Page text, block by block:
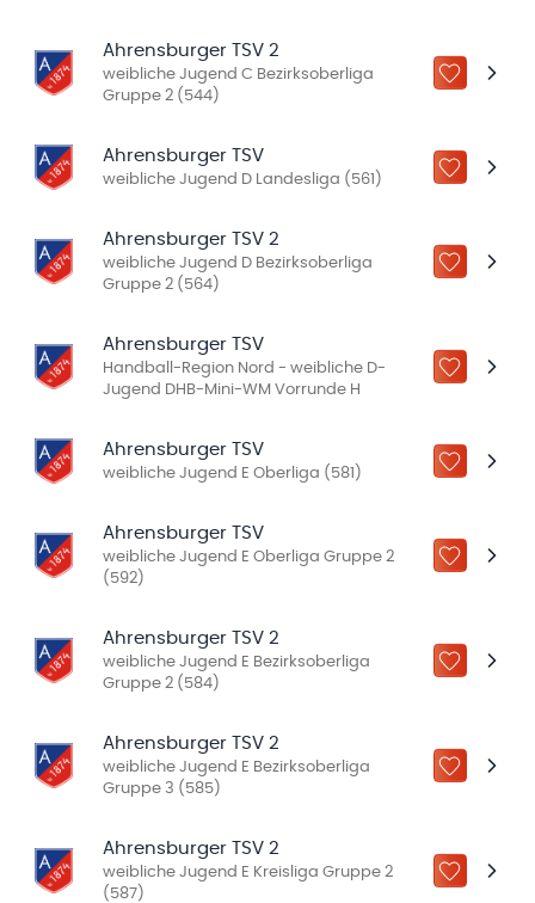
Ahrensburger TSV 2
weibliche Jugend C Bezirksoberliga
Gruppe 2 (544)
ZU „MEINE
Ahrensburger TSV
weibliche Jugend D Landesliga (561) ZU „MEINE
Ahrensburger TSV 2
weibliche Jugend D Bezirksoberliga
Gruppe 2 (564)
ZU „MEINE
Ahrensburger TSV
Handball-Region Nord - weibliche D-
Jugend DHB-Mini-WM Vorrunde H
ZU „MEINE
Ahrensburger TSV
weibliche Jugend E Oberliga (581) ZU „MEINE
Ahrensburger TSV
weibliche Jugend E Oberliga Gruppe 2
(592)
ZU „MEINE
Ahrensburger TSV 2
weibliche Jugend E Bezirksoberliga
Gruppe 2 (584)
ZU „MEINE
Ahrensburger TSV 2
weibliche Jugend E Bezirksoberliga
Gruppe 3 (585)
ZU „MEINE
Ahrensburger TSV 2
weibliche Jugend E Kreisliga Gruppe 2
(587)
ZU „MEINE